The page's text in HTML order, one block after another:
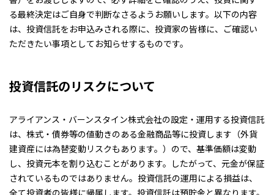
る最終決定はご自身で判断なさるようお願いします。以下の内容
は、投資信託をお申込みされる際に、投資家の皆様に、ご確認い
ただきたい事項としてお知らせするものです。
投資信託のリスクについて
アライアンス・バーンスタイン株式会社の設定・運用する投資信託
は、株式・債券等の値動きのある金融商品等に投資します（外貨
建資産には為替変動リスクもあります。）ので、基準価額は変動
し、投資元本を割り込むことがあります。したがって、元金が保証
されているものではありません。投資信託の運用による損益は、
全て投資者の皆様に帰属します。投資信託は預貯金と異なります。